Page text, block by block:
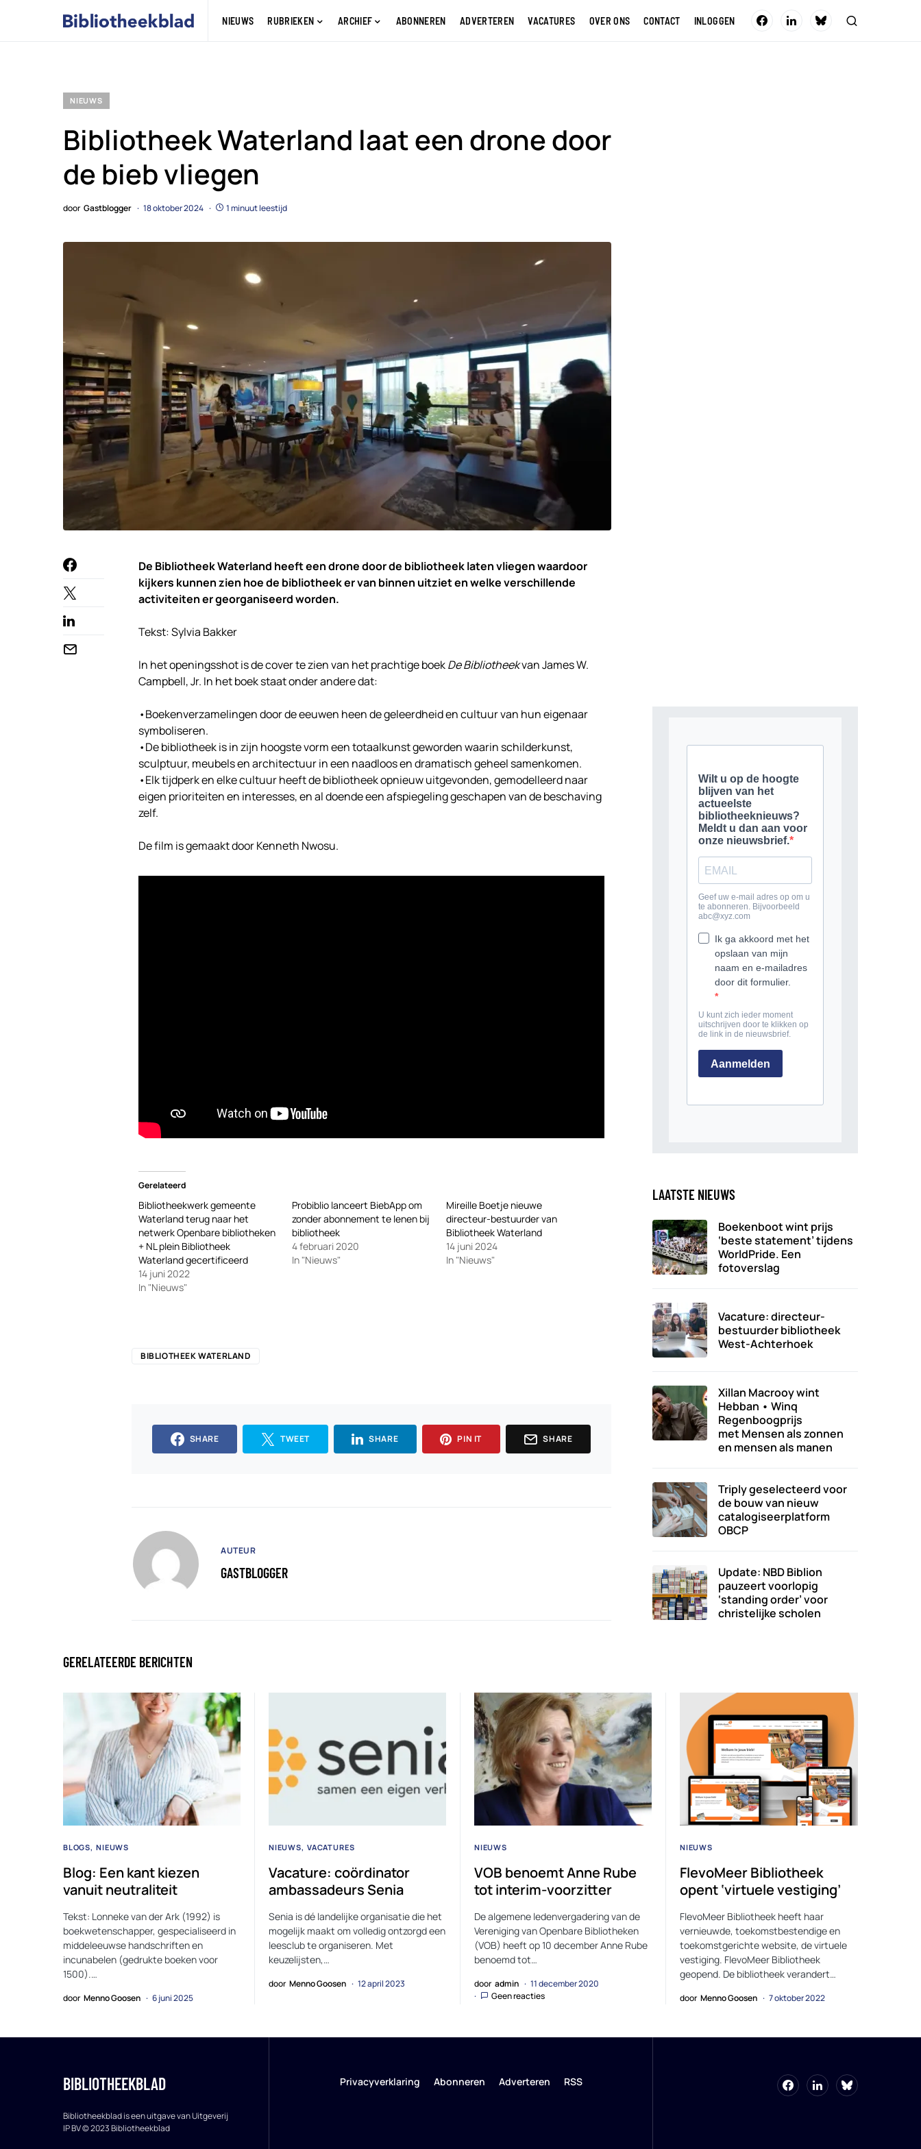
NIEUWS RUBRIEKEN ARCHIEF ABONNEREN ADVERTEREN VACATURES OVER ONS CONTACT INLOGGEN
NIEUWS
Bibliotheek Waterland laat een drone door
de bieb vliegen
door Gastblogger 18 oktober 2024 1 minuut leestijd
De Bibliotheek Waterland heeft een drone door de bibliotheek laten vliegen waardoor
kijkers kunnen zien hoe de bibliotheek er van binnen uitziet en welke verschillende
activiteiten er georganiseerd worden.
Tekst: Sylvia Bakker
In het openingsshot is de cover te zien van het prachtige boekDe BibliotheekvanJames W.
Campbell, Jr. In het boek staat onder andere dat:
•Boekenverzamelingen door de eeuwen heen de geleerdheid en cultuur van hun eigenaar
symboliseren.
•De bibliotheek is in zijn hoogste vorm een totaalkunst geworden waarin schilderkunst,
sculptuur, meubels en architectuur in een naadloos en dramatisch geheel samenkomen.
•Elk tijdperk en elke cultuur heeft de bibliotheek opnieuw uitgevonden, gemodelleerd naar
eigen prioriteiten en interesses, en al doende een afspiegeling geschapen van de beschaving
zelf.
De film is gemaakt door Kenneth Nwosu.
Gerelateerd
Bibliotheekwerk gemeente
Waterland terug naar het
netwerk Openbare bibliotheken
+ NL plein Bibliotheek
Waterland gecertificeerd
14 juni 2022
In "Nieuws"
Probiblio lanceert BiebApp om
zonder abonnement te lenen bij
bibliotheek
4 februari 2020
In "Nieuws"
Mireille Boetje nieuwe
directeur-bestuurder van
Bibliotheek Waterland
14 juni 2024
In "Nieuws"
BIBLIOTHEEK WATERLAND
SHARE TWEET SHARE PIN IT SHARE
AUTEUR
GASTBLOGGER
LAATSTE NIEUWS
Boekenboot wint prijs
‘beste statement’ tijdens
WorldPride. Een
fotoverslag
Vacature: directeur-
bestuurder bibliotheek
West-Achterhoek
Xillan Macrooy wint
Hebban • Winq
Regenboogprijs
met Mensen als zonnen
en mensen als manen
Triply geselecteerd voor
de bouw van nieuw
catalogiseerplatform
OBCP
Update: NBD Biblion
pauzeert voorlopig
‘standing order’ voor
christelijke scholen
GERELATEERDE BERICHTEN
BLOGS NIEUWS
Blog: Een kant kiezen
vanuit neutraliteit
Tekst: Lonneke van der Ark (1992) is
boekwetenschapper, gespecialiseerd in
middeleeuwse handschriften en
incunabelen (gedrukte boeken voor
1500).…
door Menno Goosen 6 juni 2025
NIEUWS VACATURES
Vacature: coördinator
ambassadeurs Senia
Senia is dé landelijke organisatie die het
mogelijk maakt om volledig ontzorgd een
leesclub te organiseren. Met
keuzelijsten,…
door Menno Goosen 12 april 2023
NIEUWS
VOB benoemt Anne Rube
tot interim-voorzitter
De algemene ledenvergadering van de
Vereniging van Openbare Bibliotheken
(VOB) heeft op 10 december Anne Rube
benoemd tot…
door admin
11 december 2020
Geen reacties
NIEUWS
FlevoMeer Bibliotheek
opent ‘virtuele vestiging’
FlevoMeer Bibliotheek heeft haar
vernieuwde, toekomstbestendige en
toekomstgerichte website, de virtuele
vestiging. FlevoMeer Bibliotheek
geopend. De bibliotheek verandert…
door Menno Goosen 7 oktober 2022
BIBLIOTHEEKBLAD
Bibliotheekblad is een uitgave van Uitgeverij
IP BV © 2023 Bibliotheekblad
Privacyverklaring Abonneren Adverteren RSS